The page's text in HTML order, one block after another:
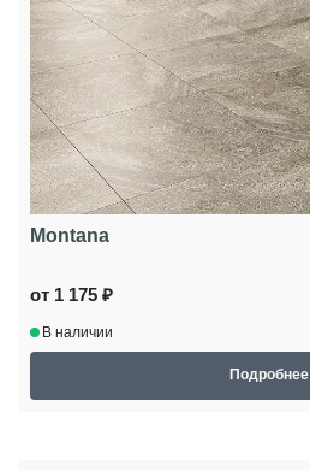
Montana
от 1 175 ₽
В наличии
Подробнее